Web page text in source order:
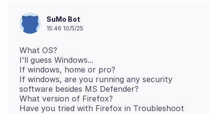
SuMo Bot
15:46 10/5/25
What OS?
I'll guess Windows...
If windows, home or pro?
If windows, are you running any security
software besides MS Defender?
What version of Firefox?
Have you tried with Firefox in Troubleshoot